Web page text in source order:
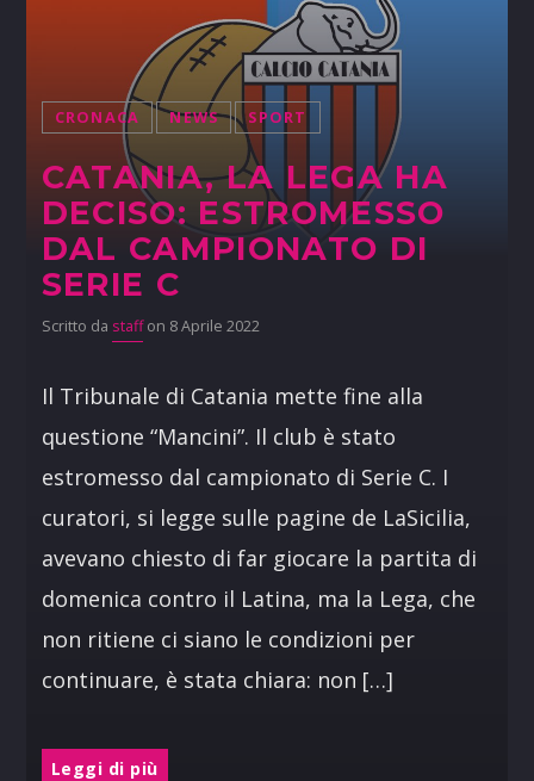
CRONACA NEWS SPORT
CATANIA, LA LEGA HA
DECISO: ESTROMESSO
DAL CAMPIONATO DI
SERIE C
Scritto da staffon 8 Aprile 2022
Il Tribunale di Catania mette fine alla
questione “Mancini”. Il club è stato
estromesso dal campionato di Serie C. I
curatori, si legge sulle pagine de LaSicilia,
avevano chiesto di far giocare la partita di
domenica contro il Latina, ma la Lega, che
non ritiene ci siano le condizioni per
continuare, è stata chiara: non […]
Leggi di più